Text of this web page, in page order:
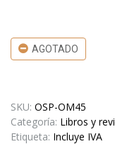
AGOTADO
SKU: OSP-OM45
Categoría: Libros y
Etiqueta: Incluye IVA